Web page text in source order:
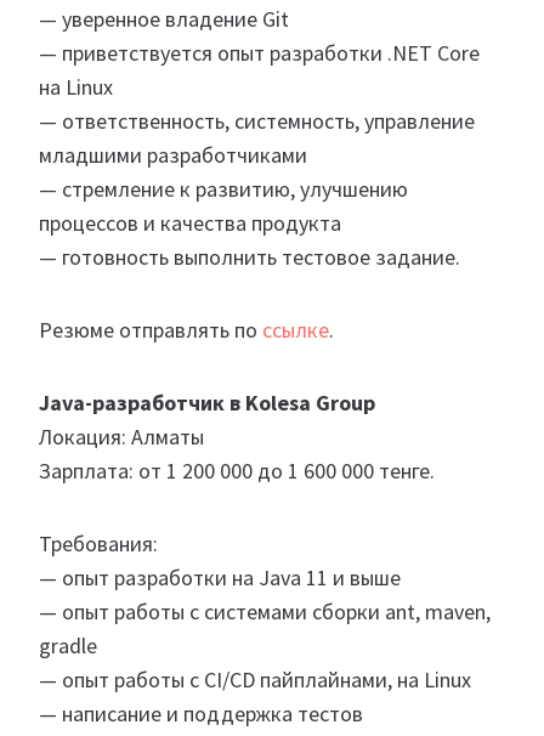
— уверенное владение Git
— приветствуется опыт разработки .NET Core
на Linux
— ответственность, системность, управление
младшими разработчиками
— стремление к развитию, улучшению
процессов и качества продукта
— готовность выполнить тестовое задание.
Резюме отправлять по ссылке.
Java-разработчик в Kolesa Group
Локация: Алматы
Зарплата: от 1 200 000 до 1 600 000 тенге.
Требования:
— опыт разработки на Java 11 и выше
— опыт работы с системами сборки ant, maven,
gradle
— опыт работы с CI/CD пайплайнами, на Linux
— написание и поддержка тестов